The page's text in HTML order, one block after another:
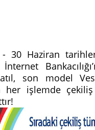
- 30 Haziran
son model
her işlemde